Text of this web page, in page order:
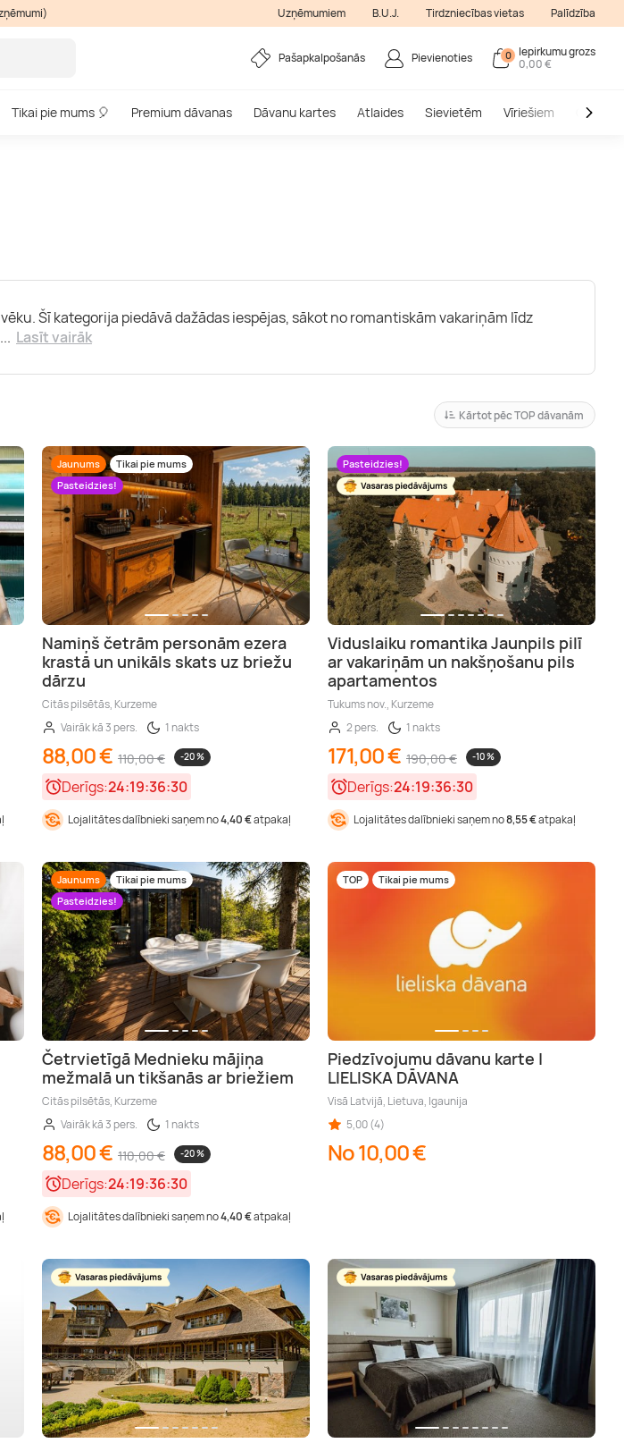
Uzņēmumiem B.U.J. Tirdzniecības vietas Palīdzība
Pašapkalpošanās Pievienoties 0
Iepirkumu grozs
0,00 €
Tikai pie mums 🎈 Premium dāvanas Dāvanu kartes Atlaides Sievietēm Vīriešiem Outlet
Šī kategorija piedāvā dažādas iespējas, sākot no romantiskām vakariņām līdz
... Lasīt vairāk
Kārtot pēc TOP dāvanām
Jaunums
Tikai pie mums
Pasteidzies!
Namiņš četrām personām ezera
krastā un unikāls skats uz briežu
dārzu
Citās pilsētās, Kurzeme
Vairāk kā 3 pers.
1 nakts
88,00 € 110,00 € -20 %
Derīgs:24:19:36:28
Lojalitātes dalībnieki saņem no4,40 €atpakaļ
Pasteidzies!
Viduslaiku romantika Jaunpils pilī
ar vakariņām un nakšņošanu pils
apartamentos
Tukums nov., Kurzeme
2 pers.
1 nakts
171,00 € 190,00 € -10 %
Derīgs:24:19:36:28
Lojalitātes dalībnieki saņem no8,55 €atpakaļ
Jaunums
Tikai pie mums
Pasteidzies!
Četrvietīgā Mednieku mājiņa
mežmalā un tikšanās ar briežiem
Citās pilsētās, Kurzeme
Vairāk kā 3 pers.
1 nakts
88,00 € 110,00 € -20 %
Derīgs:24:19:36:28
Lojalitātes dalībnieki saņem no4,40 €atpakaļ
TOP Tikai pie mums
Piedzīvojumu dāvanu karte |
LIELISKA DĀVANA
Visā Latvijā, Lietuva, Igaunija
5,00 (4)
No 10,00 €